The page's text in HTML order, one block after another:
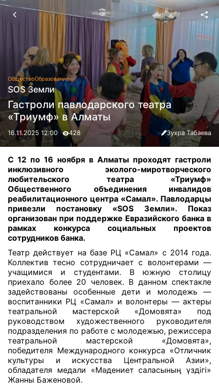
ОбществоОбразование
SOS Земли
Гастроли павлодарского театра
«Триумф» в Алматы
16.11.2025 12:00 428 Зухра Табаева
С 12 по 16 ноября в Алматы проходят гастроли
инклюзивного эколого-миротворческого
любительского театра «Триумф»
Общественного объединения инвалидов
реабилитационного центра «Самал». Павлодарцы
привезли постановку «SOS Земли». Показ
организован при поддержке Евразийского банка в
рамках конкурса социальных проектов
сотрудников банка.
Театр действует на базе РЦ «Самал» с 2014 года.
Коллектив тесно сотрудничает с волонтерами —
учащимися и студентами. В южную столицу
приехало более 20 человек. В данном спектакле
задействованы особенные дети и молодежь —
воспитанники РЦ «Самал» и волонтеры — актеры
театральной мастерской «Домовята» под
руководством художественного руководителя
подразделения по работе с молодежью, режиссера
театральной мастерской «Домовята»,
победителя Международного конкурса «Отличник
культуры и искусства Центральной Азии»,
обладателя медали «Мәдениет саласының үздігі»
Жанны Баженовой.